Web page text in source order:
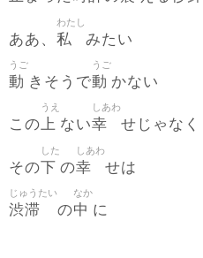
ああ、 私
わたし
みたい
動
うご
きそうで動
うご
かない
この上
うえ
ない幸
しあわ
せじゃなく
その下
した
の幸
しあわ
せは
渋滞
じゅうたい
の中
なか
に